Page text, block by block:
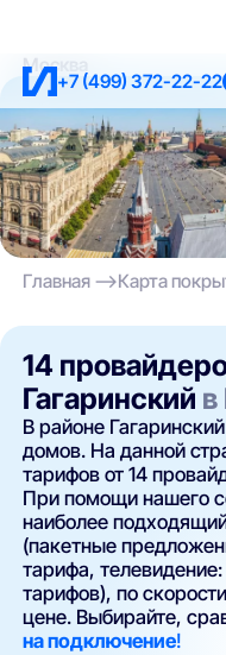
+7 (499) 372-22-22
Москва
Главная Карта
14
Гагаринский
В районе
домов. На данной
тарифов от 14
При помощи нашего
наиболее
(пакетные
тарифа,
тарифов), по
цене. Выбирайте,
на подключение!